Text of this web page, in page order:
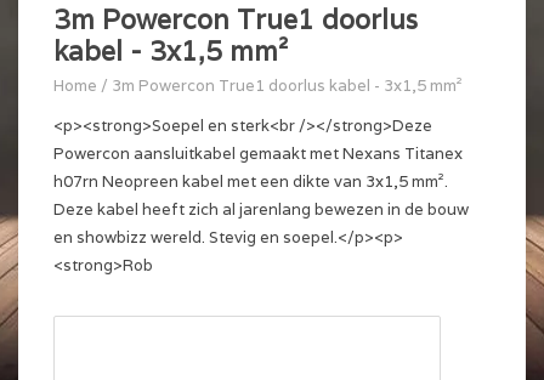
3m Powercon True1 doorlus
kabel - 3x1,5 mm²
Home / 3m Powercon True1 doorlus kabel - 3x1,5 mm²
<p><strong>Soepel en sterk<br /></strong>Deze
Powercon aansluitkabel gemaakt met Nexans Titanex
h07rn Neopreen kabel met een dikte van 3x1,5 mm².
Deze kabel heeft zich al jarenlang bewezen in de bouw
en showbizz wereld. Stevig en soepel.</p><p>
<strong>Rob